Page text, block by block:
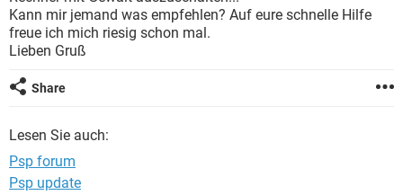
FACEBOOK HARDWARE
Kann mir jemand was empfehlen? Auf eure schnelle Hilfe
freue ich mich riesig schon mal.
Lieben Gruß
Share
Lesen Sie auch:
Psp forum
Psp update